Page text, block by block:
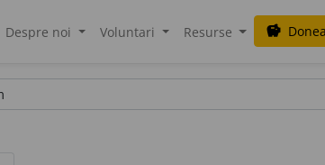
Despre noi Voluntari Resurse savings